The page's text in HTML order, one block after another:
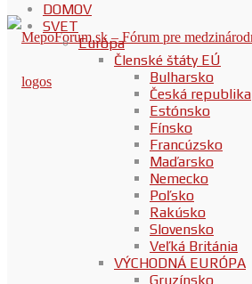
DOMOV
SVET
Európa
Členské štáty EÚ
Bulharsko
Česká republika
Estónsko
Fínsko
Francúzsko
Maďarsko
Nemecko
Poľsko
Rakúsko
Slovensko
Veľká Británia
VÝCHODNÁ EURÓPA
Gruzínsko